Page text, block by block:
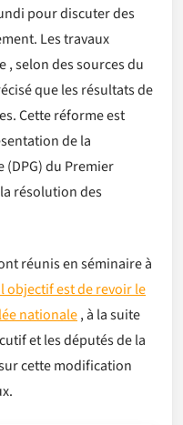
pour discuter des
Les travaux
, selon des sources du
que les résultats de
Cette réforme est
de la
du Premier
résolution des
réunis en séminaire à
objectif est de revoir le
nationale, à la suite
et les députés de la
cette modification